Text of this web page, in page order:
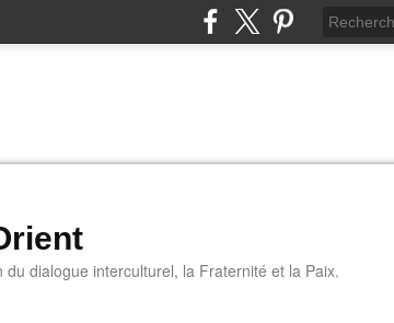
dialogue interculturel, la Fraternité et la Paix.